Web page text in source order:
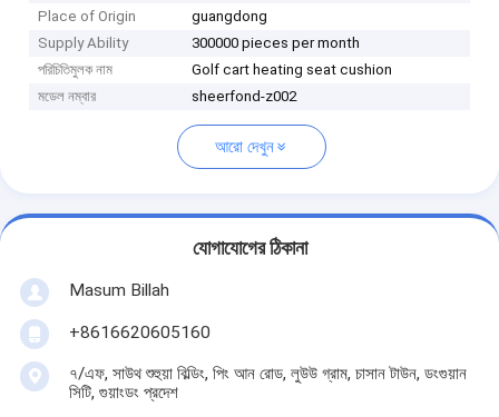
Place of Origin
guangdong
Supply Ability
300000 pieces per month
পরিচিতিমুলক নাম
Golf cart heating seat cushion
মডেল নম্বার
sheerfond-z002
আরো দেখুন
যোগাযোগের ঠিকানা
Masum Billah
+8616620605160
৭/এফ, সাউথ শুহুয়া বিল্ডিং, পিং আন রোড, লুউউ গ্রাম, চাসান টাউন, ডংগুয়ান
সিটি, গুয়াংডং প্রদেশ